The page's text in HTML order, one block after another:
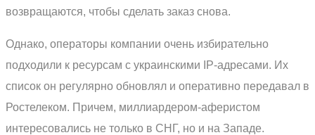
возвращаются, чтобы сделать заказ снова.
Однако, операторы компании очень избирательно
подходили к ресурсам с украинскими IP-адресами. Их
список он регулярно обновлял и оперативно передавал в
Ростелеком. Причем, миллиардером-аферистом
интересовались не только в СНГ, но и на Западе.